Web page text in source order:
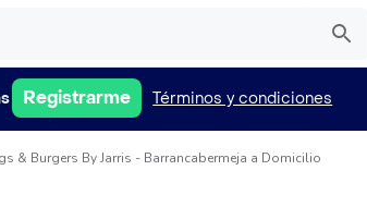
Registrarme Términos y condiciones
& Burgers By Jarris - Barrancabermeja a Domicilio